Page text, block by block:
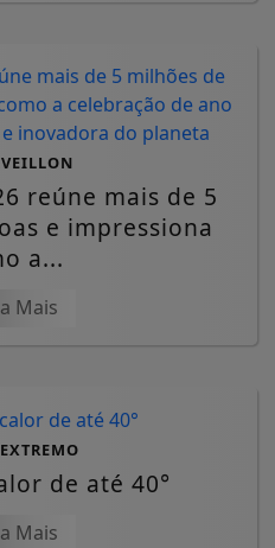
reúne mais de 5
e impressiona
a...
Mais
de até 40°
Mais